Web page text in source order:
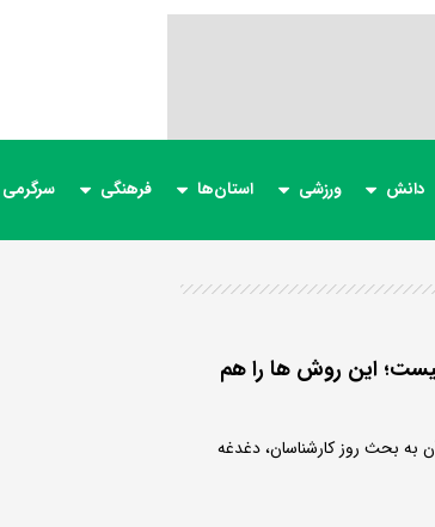
دانش ورزشی استان‌ها فرهنگی سرگرمی
این روش ها را هم
بحث روز کارشناسان، دغدغه